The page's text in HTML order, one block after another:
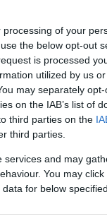
of your
the below opt-out
is processed
utilized by us
may separately
on the IAB’s list of
third parties on the
third parties.
services and may
You may
for below
12:12
11:57
11:51
11:37